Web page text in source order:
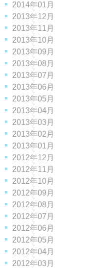
2014年01月
2013年12月
2013年11月
2013年10月
2013年09月
2013年08月
2013年07月
2013年06月
2013年05月
2013年04月
2013年03月
2013年02月
2013年01月
2012年12月
2012年11月
2012年10月
2012年09月
2012年08月
2012年07月
2012年06月
2012年05月
2012年04月
2012年03月